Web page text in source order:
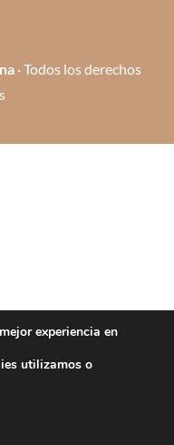
· Todos los derechos
experiencia en
utilizamos o